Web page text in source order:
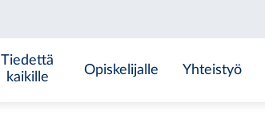
Tiedettä
kaikille
Opiskelijalle Yhteistyö